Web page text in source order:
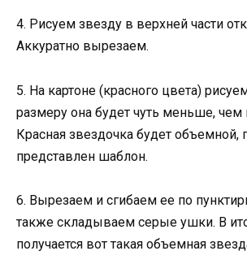
4. Рисуем звезду в верхней части
Аккуратно вырезаем.
5. На картоне (красного цвета)
размеру она будет чуть меньше, чем
Красная звездочка будет объемной,
представлен шаблон.
6. Вырезаем и сгибаем ее по
также складываем серые ушки. В
получается вот такая объемная